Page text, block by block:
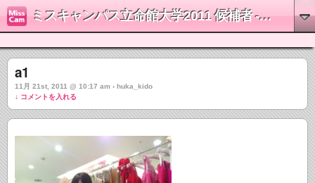
ミスキャンパス立命館大学2011 候補者 - 城戸楓花
a1
11月 21st, 2011 @ 10:17 am › huka_kido
↓ コメントを入れる